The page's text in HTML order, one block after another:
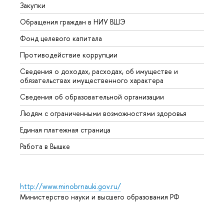
Закупки
Обращения граждан в НИУ ВШЭ
Фонд целевого капитала
Противодействие коррупции
Сведения о доходах, расходах, об имуществе и
обязательствах имущественного характера
Сведения об образовательной организации
Людям с ограниченными возможностями здоровья
Единая платежная страница
Работа в Вышке
http://www.minobrnauki.gov.ru/
Министерство науки и высшего образования РФ